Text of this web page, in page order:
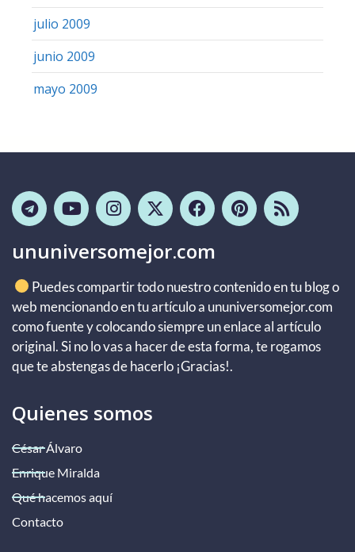
julio 2009
junio 2009
mayo 2009
ununiversomejor.com
Puedes compartir todo nuestro contenido en tu blog o
web mencionando en tu artículo a ununiversomejor.com
como fuente y colocando siempre un enlace al artículo
original. Si no lo vas a hacer de esta forma, te rogamos
que te abstengas de hacerlo ¡Gracias!.
Quienes somos
César Álvaro
Enrique Miralda
Qué hacemos aquí
Contacto